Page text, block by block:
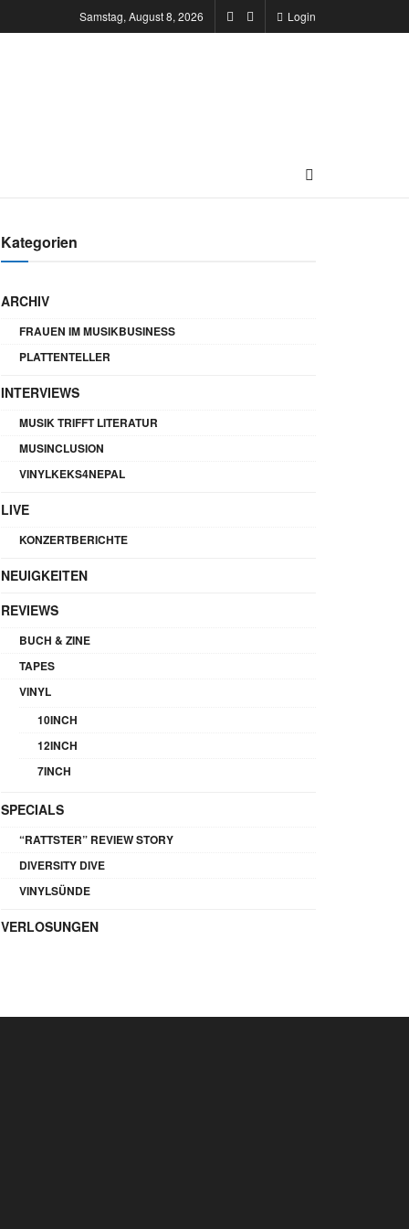
Samstag, August 8, 2026 Login
Kategorien
ARCHIV
FRAUEN IM MUSIKBUSINESS
PLATTENTELLER
INTERVIEWS
MUSIK TRIFFT LITERATUR
MUSINCLUSION
VINYLKEKS4NEPAL
LIVE
KONZERTBERICHTE
NEUIGKEITEN
REVIEWS
BUCH & ZINE
TAPES
VINYL
10INCH
12INCH
7INCH
SPECIALS
“RATTSTER” REVIEW STORY
DIVERSITY DIVE
VINYLSÜNDE
VERLOSUNGEN